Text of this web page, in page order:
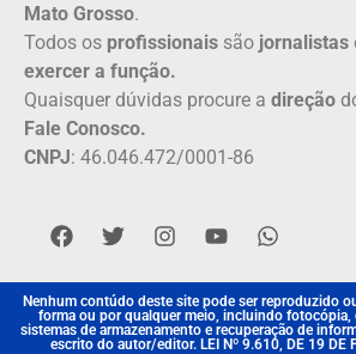
Mato Grosso.
Todos os profissionais são jornalistas
exercer a função.
Quaisquer dúvidas procure a direção
Fale Conosco.
CNPJ: 46.046.472/0001-86
Nenhum contúdo deste site pode ser reproduzido
forma ou por qualquer meio, incluindo fotocópia,
sistemas de armazenamento e recuperação de
escrito do autor/editor. LEI Nº 9.610, DE 19 DE